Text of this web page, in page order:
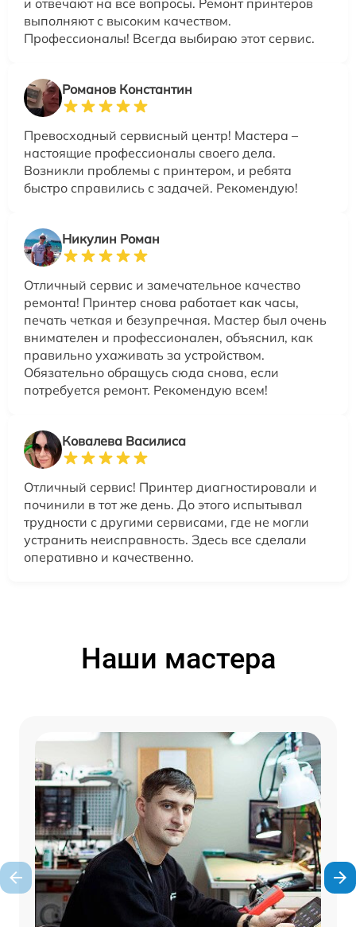
и отвечают на все вопросы. Ремонт принтеров
выполняют с высоким качеством.
Профессионалы! Всегда выбираю этот сервис.
Романов Константин
Превосходный сервисный центр! Мастера –
настоящие профессионалы своего дела.
Возникли проблемы с принтером, и ребята
быстро справились с задачей. Рекомендую!
Никулин Роман
Отличный сервис и замечательное качество
ремонта! Принтер снова работает как часы,
печать четкая и безупречная. Мастер был очень
внимателен и профессионален, объяснил, как
правильно ухаживать за устройством.
Обязательно обращусь сюда снова, если
потребуется ремонт. Рекомендую всем!
Ковалева Василиса
Отличный сервис! Принтер диагностировали и
починили в тот же день. До этого испытывал
трудности с другими сервисами, где не могли
устранить неисправность. Здесь все сделали
оперативно и качественно.
Наши мастера